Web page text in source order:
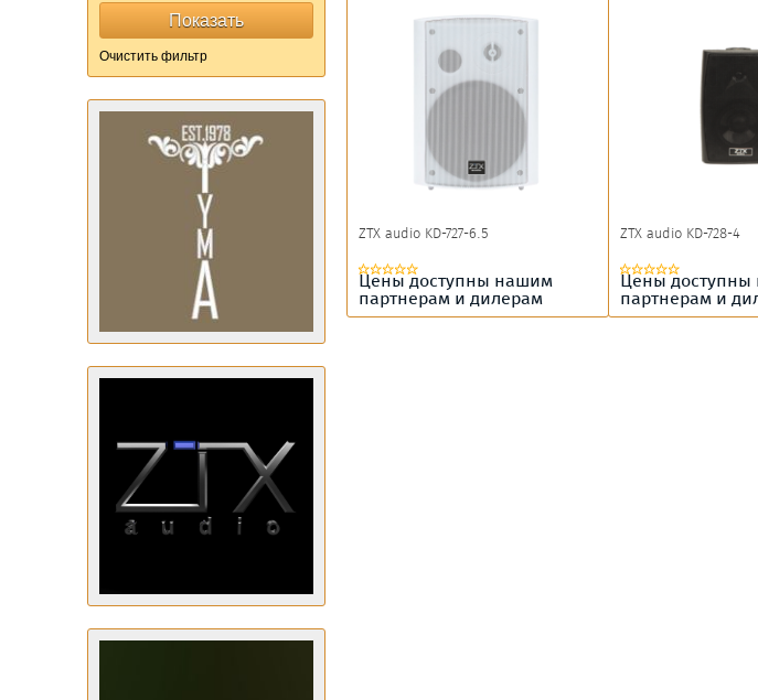
ZTX audio KD-727-6.5
Цены доступны нашим
партнерам и дилерам
ZTX audio KD-728-4
Цены
партнерам и